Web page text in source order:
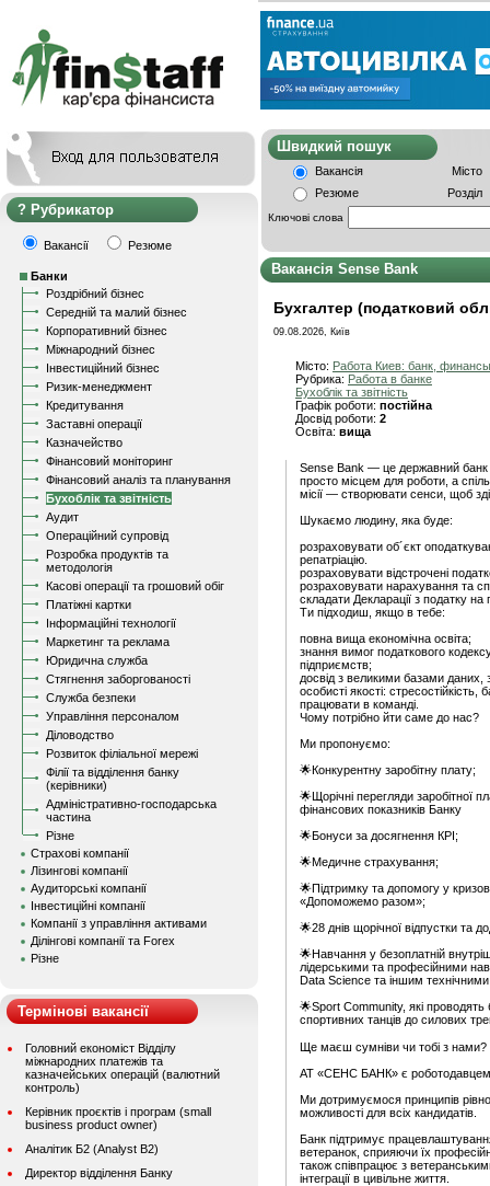
Рубрикатор
Вакансії Резюме
Банки
Роздрібний бізнес
Середній та малий бізнес
Корпоративний бізнес
Міжнародний бізнес
Інвестиційний бізнес
Ризик-менеджмент
Кредитування
Заставні операції
Казначейство
Фінансовий моніторинг
Фінансовий аналіз та планування
Бухоблік та звітність
Аудит
Операційний супровід
Розробка продуктів та
методологія
Касові операції та грошовий обіг
Платіжні картки
Інформаційні технології
Маркетинг та реклама
Юридична служба
Стягнення заборгованості
Служба безпеки
Управління персоналом
Діловодство
Розвиток філіальної мережі
Філії та відділення банку
(керівники)
Адміністративно-господарська
частина
Різне
Страхові компанії
Лізингові компанії
Аудиторські компанії
Інвестиційні компанії
Компанії з управління активами
Ділінгові компанії та Forex
Різне
Термінові вакансії
Головний економіст Відділу
міжнародних платежів та
казначейських операцій (валютний
контроль)
Керівник проєктів і програм (small
business product owner)
Аналітик Б2 (Analyst B2)
Директор відділення Банку
Швидкий
Вакансія
Місто
Резюме
Розділ
Ключові слова
Вакансія Sense Bank
Бухгалтер (податковий
09.08.2026, Київ
Місто: Работа Киев: банк, финансы
Рубрика: Работа в банке
Бухоблік та звітність
Графік роботи: постійна
Досвід роботи: 2
Освіта: вища
Sense Bank — це державний банк
просто місцем для роботи, а
місії — створювати сенси, щоб
Шукаємо людину, яка буде:
розраховувати об´єкт
репатріацію.
розраховувати відстрочені
розраховувати нарахування та
складати Декларації з податку
Ти підходиш, якщо в тебе:
повна вища економічна освіта;
знання вимог податкового
підприємств;
досвід з великими базами
особисті якості: стресостійкість,
працювати в команді.
Чому потрібно йти саме до нас?
Ми пропонуємо:
🌟Конкурентну заробітну плату;
🌟Щорічні перегляди заробітної
фінансових показників Банку
🌟Бонуси за досягнення КРІ;
🌟Медичне страхування;
🌟Підтримку та допомогу у
«Допоможемо разом»;
🌟28 днів щорічної відпустки та
🌟Навчання у безоплатній
лідерськими та професійними
Data Science та іншим
🌟Sport Community, які проводять
спортивних танців до силових
Ще маєш сумніви чи тобі з нами?
АТ «СЕНС БАНК» є роботодавцем,
Ми дотримуємося принципів
можливості для всіх кандидатів.
Банк підтримує
ветеранок, сприяючи їх
також співпрацює з
інтеграції в цивільне життя.